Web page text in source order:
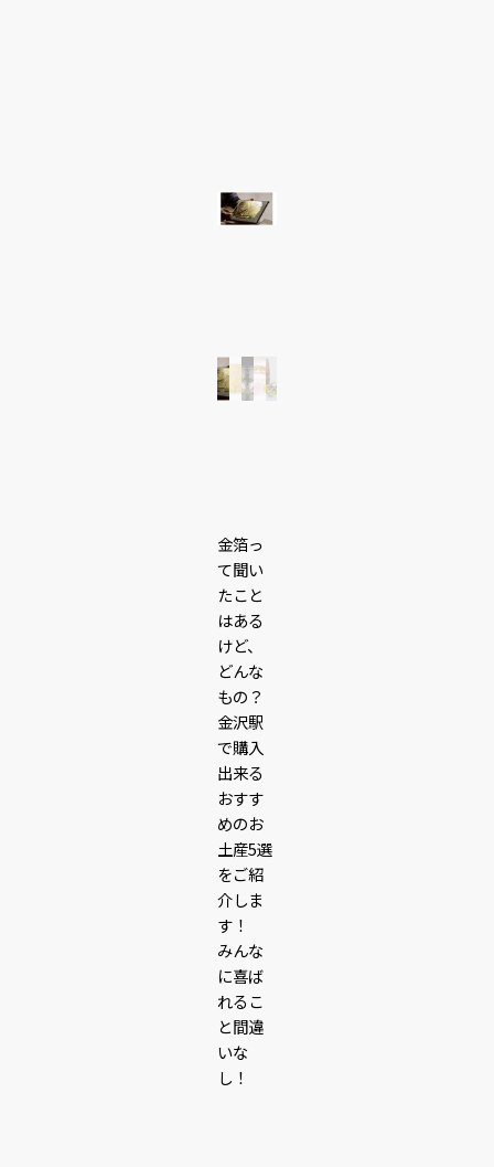
金箔っ
て聞い
たこと
はある
けど、
どんな
もの？
金沢駅
で購入
出来る
おすす
めのお
土産5選
をご紹
介しま
す！
みんな
に喜ば
れるこ
と間違
いな
し！